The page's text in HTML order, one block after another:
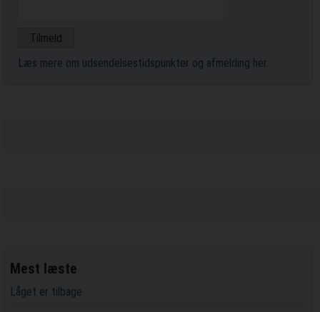
Læs mere om udsendelsestidspunkter og afmelding her.
Mest læste
Låget er tilbage